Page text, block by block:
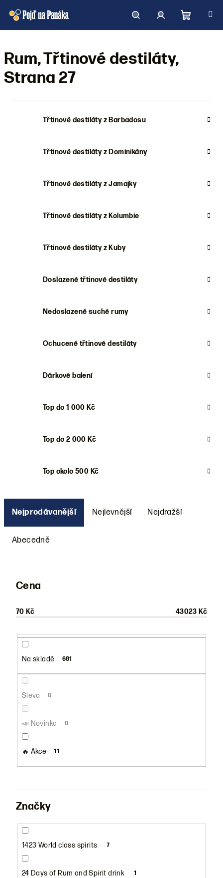
HledatPřihlášeníNákupní
Rum, Třtinové destiláty,
Strana 27
Třtinové destiláty z Barbadosu
Třtinové destiláty z Dominikány
Třtinové destiláty z Jamajky
Třtinové destiláty z Kolumbie
Třtinové destiláty z Kuby
Doslazené třtinové destiláty
Nedoslazené suché rumy
Ochucené třtinové destiláty
Dárkové balení
Top do 1 000 Kč
Top do 2 000 Kč
Top okolo 500 Kč
Ř
z
Nejprodávanější Nejlevnější Nejdražší
Abecedně
Cena
70 Kč 43023 Kč
Na skladě 681
Sleva 0
📣 Novinka 0
🔥 Akce 11
Značky
1423 World class spirits 7
24 Days of Rum and Spirit drink 1